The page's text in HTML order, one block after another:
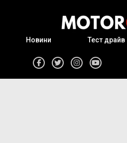
Новини Тест драйв